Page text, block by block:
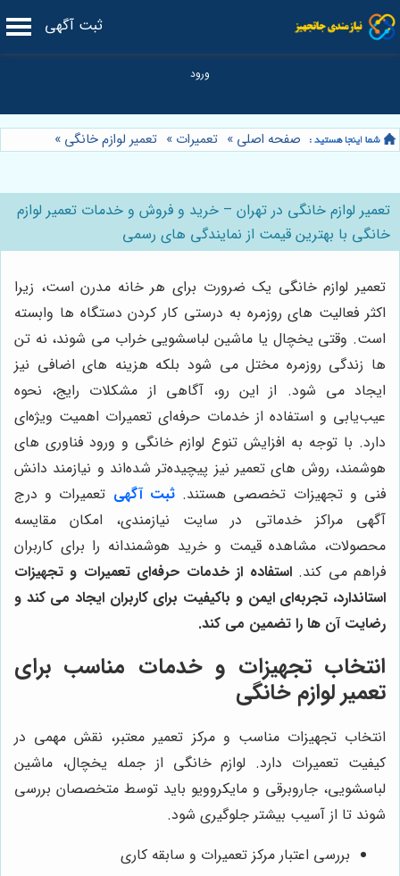
ثبت آگهی
صفحه اصلی » تعمیرات » تعمیر لوازم خانگی »
تعمیر لوازم خانگی در تهران – خرید و فروش و خدمات تعمیر لوازم
خانگی با بهترین قیمت از نمایندگی های رسمی
تعمیر لوازم خانگی یک ضرورت برای هر خانه مدرن است، زیرا
اکثر فعالیت‌ های روزمره به درستی کار کردن دستگاه‌ ها وابسته
است. وقتی یخچال یا ماشین لباسشویی خراب می شوند، نه تن
ها زندگی روزمره مختل می شود بلکه هزینه‌ های اضافی نیز
ایجاد می شود. از این رو، آگاهی از مشکلات رایج، نحوه
عیب‌یابی و استفاده از خدمات حرفه‌ای تعمیرات اهمیت ویژه‌ای
دارد. با توجه به افزایش تنوع لوازم خانگی و ورود فناوری‌ های
هوشمند، روش‌ های تعمیر نیز پیچیده‌تر شده‌اند و نیازمند دانش
فنی و تجهیزات تخصصی هستند.ثبت آگهی تعمیرات و درج
آگهی مراکز خدماتی در سایت نیازمندی، امکان مقایسه
محصولات، مشاهده قیمت و خرید هوشمندانه را برای کاربران
فراهم می کند.استفاده از خدمات حرفه‌ای تعمیرات و تجهیزات
استاندارد، تجربه‌ای ایمن و باکیفیت برای کاربران ایجاد می کند و
رضایت آن‌ ها را تضمین می کند.
انتخاب تجهیزات و خدمات مناسب برای
تعمیر لوازم خانگی
انتخاب تجهیزات مناسب و مرکز تعمیر معتبر، نقش مهمی در
کیفیت تعمیرات دارد. لوازم خانگی از جمله یخچال، ماشین
لباسشویی، جاروبرقی و مایکروویو باید توسط متخصصان بررسی
شوند تا از آسیب بیشتر جلوگیری شود.
بررسی اعتبار مرکز تعمیرات و سابقه کاری